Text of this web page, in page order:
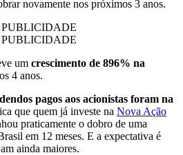
novamente nos próximos 3 anos.
um crescimento de 896% na
4 anos.
pagos aos acionistas foram na
que quem já investe na Nova Ação
praticamente o dobro de uma
em 12 meses. E a expectativa é
ainda maiores.